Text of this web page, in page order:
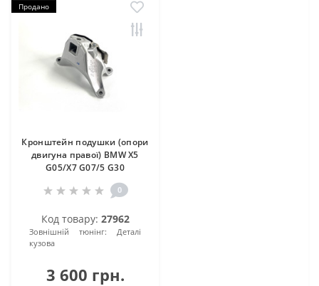
Продано
Кронштейн подушки (опори
двигуна правої) BMW X5
G05/X7 G07/5 G30
0
Код товару: 27962
Зовнішній тюнінг:
Деталі
кузова
3 600 грн.